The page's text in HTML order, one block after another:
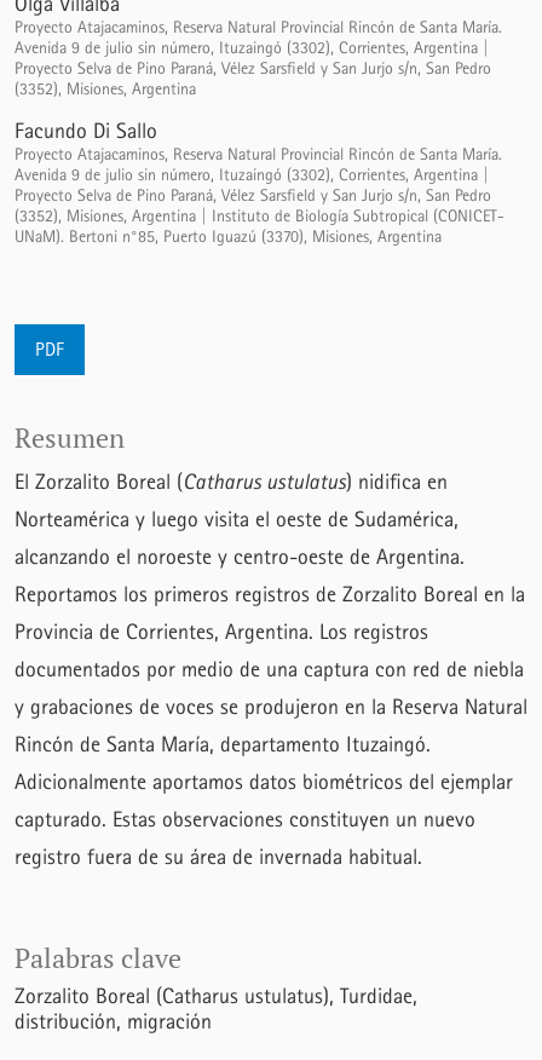
Proyecto Atajacaminos, Reserva Natural Provincial Rincón de Santa María.
Avenida 9 de julio sin número, Ituzaingó (3302), Corrientes, Argentina |
Proyecto Selva de Pino Paraná, Vélez Sarsfield y San Jurjo s/n, San Pedro
(3352), Misiones, Argentina
Facundo Di Sallo
Proyecto Atajacaminos, Reserva Natural Provincial Rincón de Santa María.
Avenida 9 de julio sin número, Ituzaingó (3302), Corrientes, Argentina |
Proyecto Selva de Pino Paraná, Vélez Sarsfield y San Jurjo s/n, San Pedro
(3352), Misiones, Argentina | Instituto de Biología Subtropical (CONICET-
UNaM). Bertoni n°85, Puerto Iguazú (3370), Misiones, Argentina
PDF
Palabras clave
Zorzalito Boreal (Catharus ustulatus) Turdidae
distribución migración
Resumen
El Zorzalito Boreal (Catharus ustulatus) nidifica en
Norteamérica y luego visita el oeste de Sudamérica,
alcanzando el noroeste y centro-oeste de Argentina.
Reportamos los primeros registros de Zorzalito Boreal en la
Provincia de Corrientes, Argentina. Los registros
documentados por medio de una captura con red de niebla
y grabaciones de voces se produjeron en la Reserva Natural
Rincón de Santa María, departamento Ituzaingó.
Adicionalmente aportamos datos biométricos del ejemplar
capturado. Estas observaciones constituyen un nuevo
registro fuera de su área de invernada habitual.